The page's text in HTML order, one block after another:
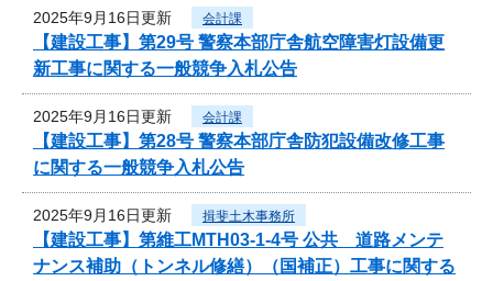
2025年9月16日更新 会計課
【建設工事】第29号 警察本部庁舎航空障害灯設備更
新工事に関する一般競争入札公告
2025年9月16日更新 会計課
【建設工事】第28号 警察本部庁舎防犯設備改修工事
に関する一般競争入札公告
2025年9月16日更新 揖斐土木事務所
【建設工事】第維工MTH03-1-4号 公共 道路メンテ
ナンス補助（トンネル修繕）（国補正）工事に関する